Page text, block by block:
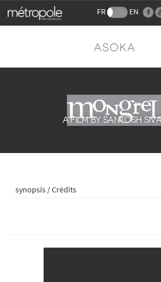
FR EN
ASOKA
A FILM BY SANTOSH
synopsis / Crédits